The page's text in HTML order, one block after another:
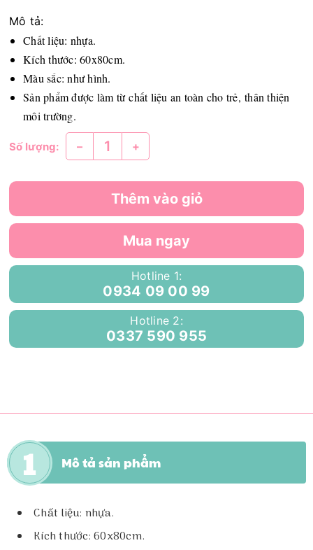
Mô tả:
Chất liệu: nhựa.
Kích thước: 60x80cm.
Màu sắc: như hình.
Sản phẩm được làm từ chất liệu an toàn cho trẻ, thân thiện
môi trường.
Số lượng: – +
Thêm vào giỏ
Mua ngay
Hotline 1:
0934 09 00 99
Hotline 2:
0337 590 955
Mô tả sản phẩm
Chất liệu: nhựa.
Kích thước: 60x80cm.